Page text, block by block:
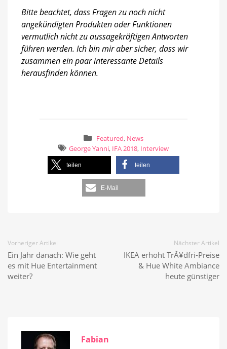
Bitte beachtet, dass Fragen zu noch nicht
angekündigten Produkten oder Funktionen
vermutlich nicht zu aussagekräftigen Antworten
führen werden. Ich bin mir aber sicher, dass wir
zusammen ein paar interessante Details
herausfinden können.
Featured, News
George Yanni, IFA 2018, Interview
teilen teilen
E-Mail
Vorheriger Artikel
Ein Jahr danach: Wie geht
es mit Hue Entertainment
weiter?
Nächster Artikel
IKEA erhöht TrÃ¥dfri-Preise
& Hue White Ambiance
heute günstiger
Fabian